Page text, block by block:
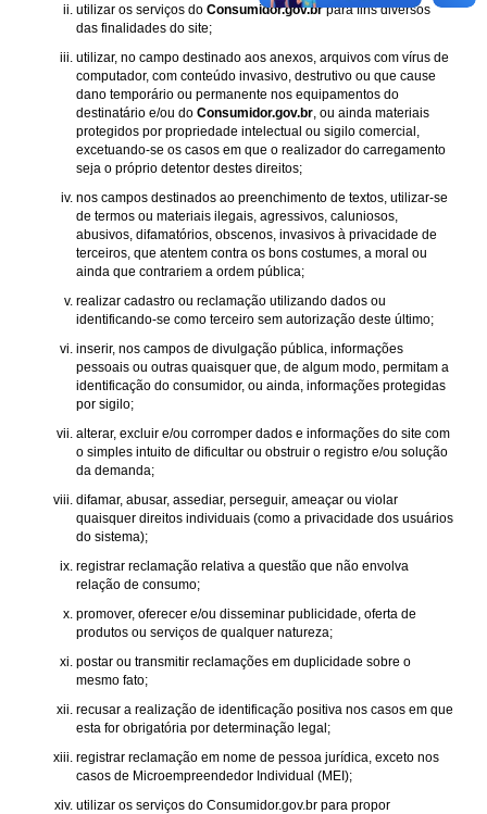
utilizar os serviços do Consumidor.gov.brpara fins diversos
das finalidades do site;
utilizar, no campo destinado aos anexos, arquivos com vírus de
computador, com conteúdo invasivo, destrutivo ou que cause
dano temporário ou permanente nos equipamentos do
destinatário e/ou do Consumidor.gov.br , ou ainda materiais
protegidos por propriedade intelectual ou sigilo comercial,
excetuando-se os casos em que o realizador do carregamento
seja o próprio detentor destes direitos;
nos campos destinados ao preenchimento de textos, utilizar-se
de termos ou materiais ilegais, agressivos, caluniosos,
abusivos, difamatórios, obscenos, invasivos à privacidade de
terceiros, que atentem contra os bons costumes, a moral ou
ainda que contrariem a ordem pública;
realizar cadastro ou reclamação utilizando dados ou
identificando-se como terceiro sem autorização deste último;
inserir, nos campos de divulgação pública, informações
pessoais ou outras quaisquer que, de algum modo, permitam a
identificação do consumidor, ou ainda, informações protegidas
por sigilo;
alterar, excluir e/ou corromper dados e informações do site com
o simples intuito de dificultar ou obstruir o registro e/ou solução
da demanda;
difamar, abusar, assediar, perseguir, ameaçar ou violar
quaisquer direitos individuais (como a privacidade dos usuários
do sistema);
registrar reclamação relativa a questão que não envolva
relação de consumo;
promover, oferecer e/ou disseminar publicidade, oferta de
produtos ou serviços de qualquer natureza;
postar ou transmitir reclamações em duplicidade sobre o
mesmo fato;
recusar a realização de identificação positiva nos casos em que
esta for obrigatória por determinação legal;
registrar reclamação em nome de pessoa jurídica, exceto nos
casos de Microempreendedor Individual (MEI);
utilizar os serviços do Consumidor.gov.br para propor